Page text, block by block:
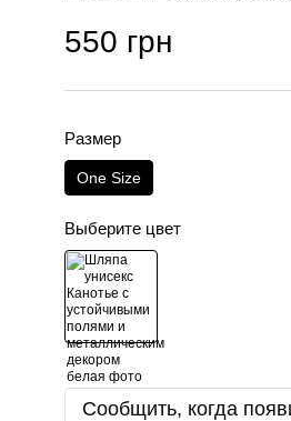
550 грн
Размер
One Size
Выберите цвет
Сообщить, когда